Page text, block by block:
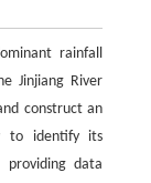
rainfall
Jinjiang River
construct an
to identify its
providing data